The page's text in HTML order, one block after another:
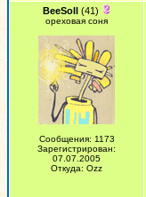
BeeSoll(41)
ореховая соня
Сообщения: 1173
Зарегистрирован:
07.07.2005
Откуда: Ozz